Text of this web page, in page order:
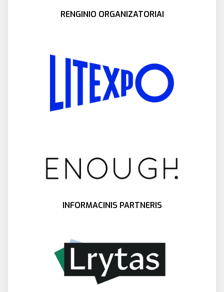
RENGINIO ORGANIZATORIAI
INFORMACINIS PARTNERIS